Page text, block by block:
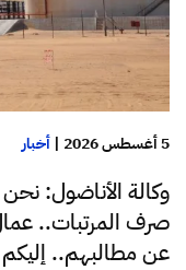
5 أغسطس 2026 | أخبار
وكالة الأناضول:
صرف المرتبات..
عن مطالبهم..